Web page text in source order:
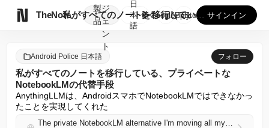
TheNote
製
品
ジ
ェ
ン
ト
私がすべてのノートを移行している、プライベートなNotebo...
日
本
語
GooglePlay
AppStore サインイン
Android Police 日本語 フォロー
私がすべてのノートを移行している、プライベートな
NotebookLMの代替手段
AnythingLLMは、AndroidスマホでNotebookLMではできなかっ
たことを実現してくれた
The private NotebookLM alternative I'm moving all my notes to